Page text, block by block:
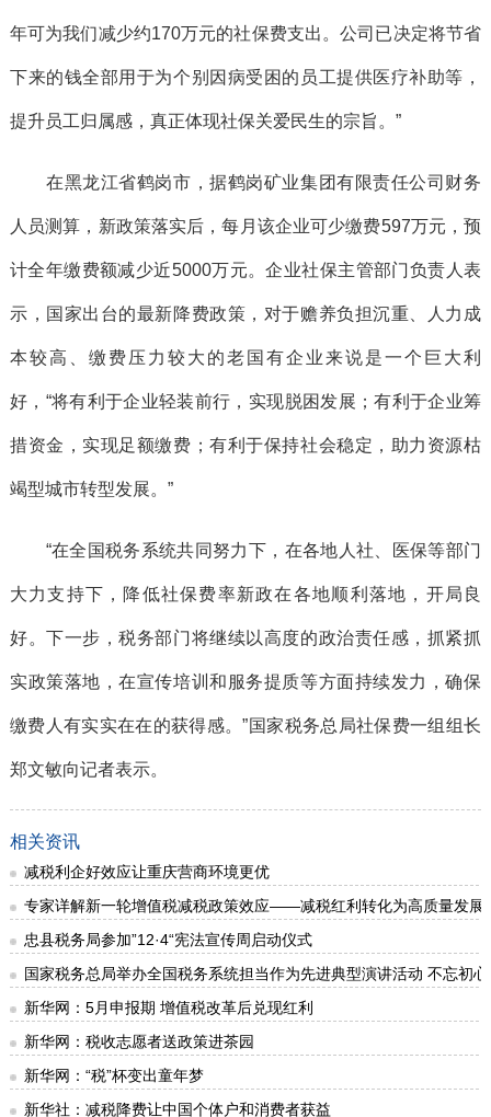
年可为我们减少约170万元的社保费支出。公司已决定将节省
下来的钱全部用于为个别因病受困的员工提供医疗补助等，
提升员工归属感，真正体现社保关爱民生的宗旨。”
在黑龙江省鹤岗市，据鹤岗矿业集团有限责任公司财务
人员测算，新政策落实后，每月该企业可少缴费597万元，预
计全年缴费额减少近5000万元。企业社保主管部门负责人表
示，国家出台的最新降费政策，对于赡养负担沉重、人力成
本较高、缴费压力较大的老国有企业来说是一个巨大利
好，“将有利于企业轻装前行，实现脱困发展；有利于企业筹
措资金，实现足额缴费；有利于保持社会稳定，助力资源枯
竭型城市转型发展。”
“在全国税务系统共同努力下，在各地人社、医保等部门
大力支持下，降低社保费率新政在各地顺利落地，开局良
好。下一步，税务部门将继续以高度的政治责任感，抓紧抓
实政策落地，在宣传培训和服务提质等方面持续发力，确保
缴费人有实实在在的获得感。”国家税务总局社保费一组组长
郑文敏向记者表示。
相关资讯
减税利企好效应让重庆营商环境更优
专家详解新一轮增值税减税政策效应——减税红利转化为高质量发展
忠县税务局参加”12·4“宪法宣传周启动仪式
国家税务总局举办全国税务系统担当作为先进典型演讲活动 不忘初
新华网：5月申报期 增值税改革后兑现红利
新华网：税收志愿者送政策进茶园
新华网：“税”杯变出童年梦
新华社：减税降费让中国个体户和消费者获益